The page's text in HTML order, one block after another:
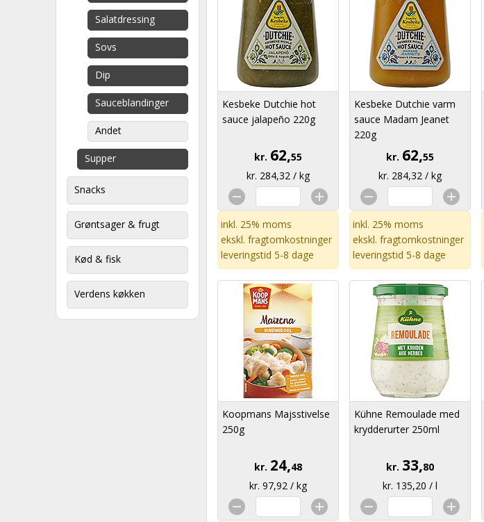
Salatdressing
Sovs
Dip
Sauceblandinger
Andet
Supper
Snacks
Grøntsager & frugt
Kød & fisk
Verdens køkken
Kesbeke Dutchie hot
sauce jalapeño 220g
kr. 62,55
kr. 284,32 / kg
inkl. 25% moms
ekskl. fragtomkostninger
leveringstid 5-8 dage
Kesbeke Dutchie varm
sauce Madam Jeanet
220g
kr. 62,55
kr. 284,32 / kg
inkl. 25% moms
ekskl. fragtomkostninger
leveringstid 5-8 dage
Koopmans Majsstivelse
250g
kr. 24,48
kr. 97,92 / kg
Kühne Remoulade med
krydderurter 250ml
kr. 33,80
kr. 135,20 / l